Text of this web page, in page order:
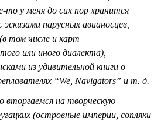
то у меня до сих пор хранится
парусных авианосцев,
том числе и карт
или иного диалекта),
из удивительной книги о
“We, Navigators” и т. д.
вторгаемся на творческую
(островные империи, сопляки